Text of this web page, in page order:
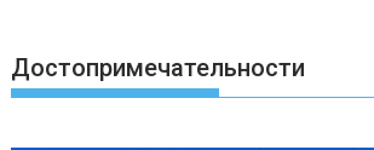
Достопримечательности